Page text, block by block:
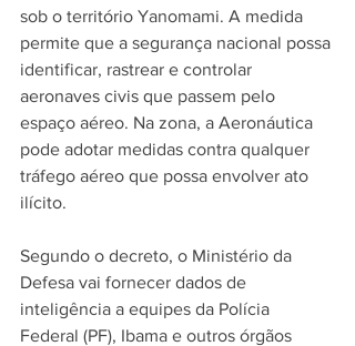
sob o território Yanomami. A medida
permite que a segurança nacional possa
identificar, rastrear e controlar
aeronaves civis que passem pelo
espaço aéreo. Na zona, a Aeronáutica
pode adotar medidas contra qualquer
tráfego aéreo que possa envolver ato
ilícito.
Segundo o decreto, o Ministério da
Defesa vai fornecer dados de
inteligência a equipes da Polícia
Federal (PF), Ibama e outros órgãos